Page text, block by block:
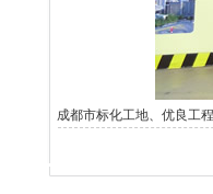
成都市标化工地、优良工